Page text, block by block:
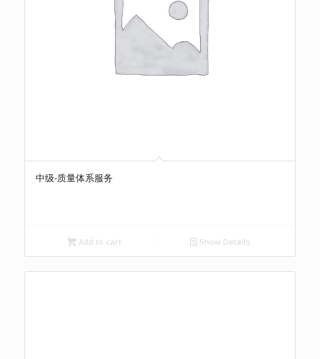
中级-质量体系服务
Add to cart Show Details